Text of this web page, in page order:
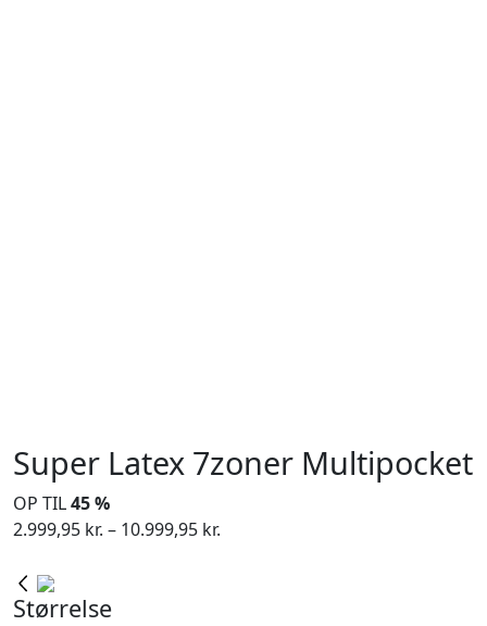
Super Latex 7zoner Multipocket
OP TIL45 %
2.999,95 kr. – 10.999,95 kr.
Størrelse